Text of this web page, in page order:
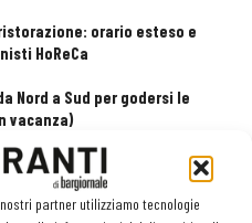
partner utilizziamo tecnologie
orario esteso e
HoReCa
Nord a Sud per godersi le
vacanza)
del turismo chiedono